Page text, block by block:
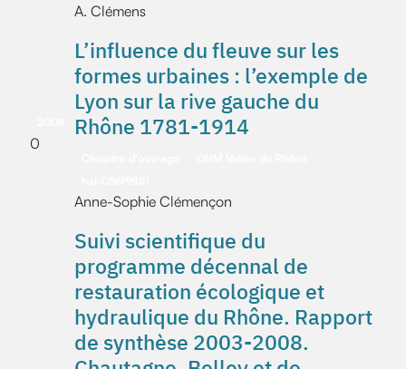
A. Clémens
0
L’influence du fleuve sur les
formes urbaines : l’exemple de
Lyon sur la rive gauche du
Rhône 1781-1914
Anne-Sophie Clémençon
Suivi scientifique du
programme décennal de
restauration écologique et
hydraulique du Rhône. Rapport
de synthèse 2003-2008.